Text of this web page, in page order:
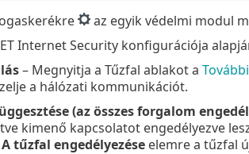
az egyik védelmi modul
Internet Security konfigurációja
– Megnyitja a Tűzfal ablakot a
a hálózati kommunikációt.
(az összes forgalom
kimenő kapcsolatot engedélyezve
A tűzfal engedélyezése elemre a tűzfal